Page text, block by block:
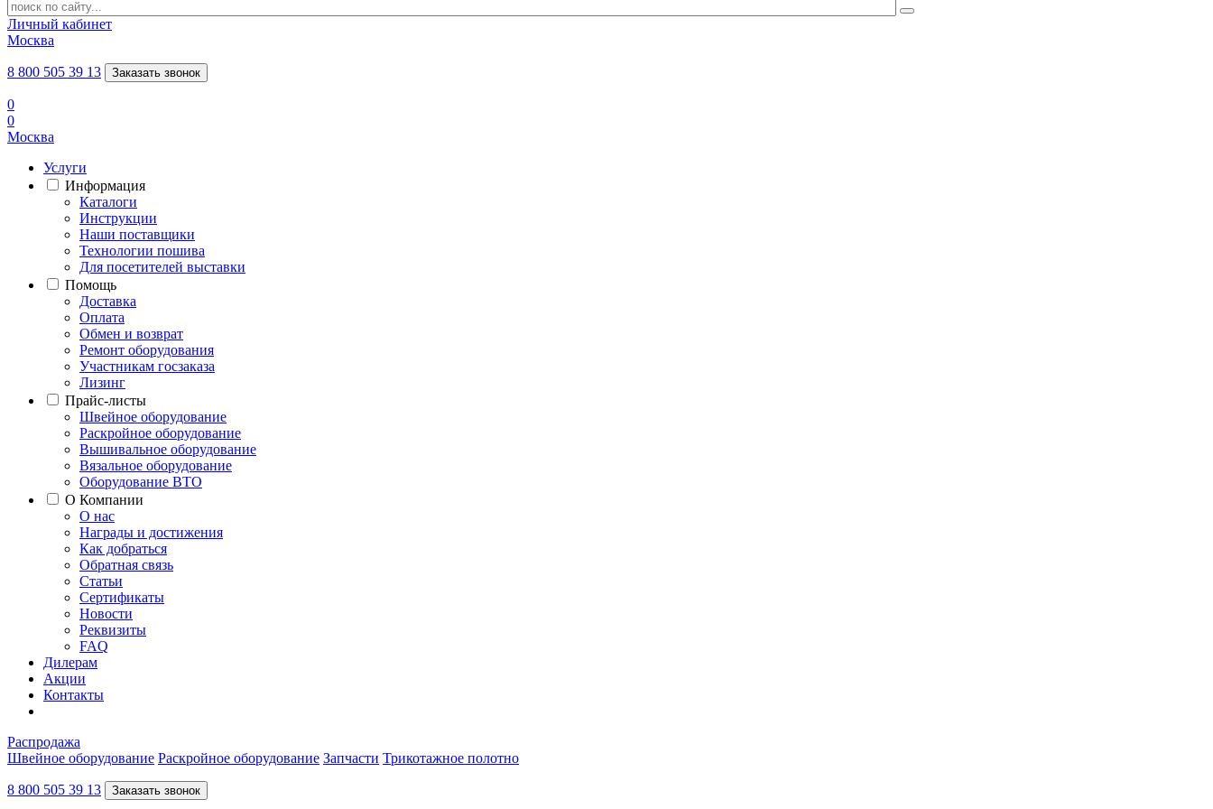
Личный кабинет
Москва
8 800 505 39 13 Заказать звонок
0
0
Москва
Услуги
Информация
Каталоги
Инструкции
Наши поставщики
Технологии пошива
Для посетителей выставки
Помощь
Доставка
Оплата
Обмен и возврат
Ремонт оборудования
Участникам госзаказа
Лизинг
Прайс-листы
Швейное оборудование
Раскройное оборудование
Вышивальное оборудование
Вязальное оборудование
Оборудование ВТО
О Компании
О нас
Награды и достижения
Как добраться
Обратная связь
Статьи
Сертификаты
Новости
Реквизиты
FAQ
Дилерам
Акции
Контакты
Распродажа
Швейное оборудование Раскройное оборудование Запчасти Трикотажное полотно
8 800 505 39 13 Заказать звонок